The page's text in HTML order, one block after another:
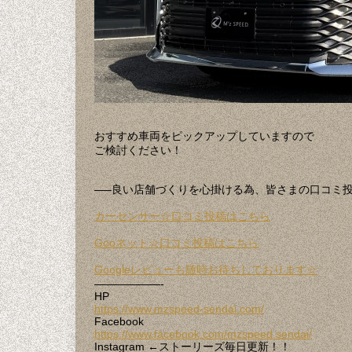
おすすめ車両をピックアップしていますので
ご検討ください！
—–良い店舗づくりを心掛ける為、皆さまの口コ
カーセンサー☆口コミ投稿はこちら
Gooネット☆口コミ投稿はこちら
Googleレビューも随時お待ちしております☆
——————-
HP
https://www.mzspeed-sendai.com/
Facebook
https://www.facebook.com/mzspeed.sendai/
Instagram ←ストーリーズ毎日更新！！